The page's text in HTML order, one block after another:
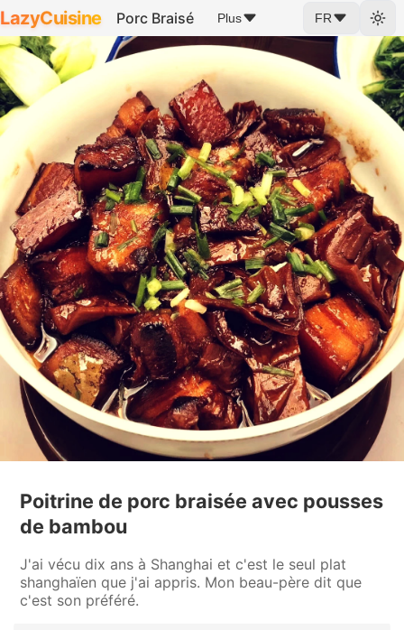
LazyCuisine Porc Braisé Plus FR
Poitrine de porc braisée avec pousses
de bambou
J'ai vécu dix ans à Shanghai et c'est le seul plat
shanghaïen que j'ai appris. Mon beau-père dit que
c'est son préféré.